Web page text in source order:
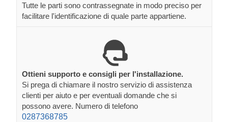
Tutte le parti sono contrassegnate in modo preciso per
facilitare l'identificazione di quale parte appartiene.
Ottieni supporto e consigli per l'installazione.
Si prega di chiamare il nostro servizio di assistenza
clienti per aiuto e per eventuali domande che si
possono avere. Numero di telefono
0287368785